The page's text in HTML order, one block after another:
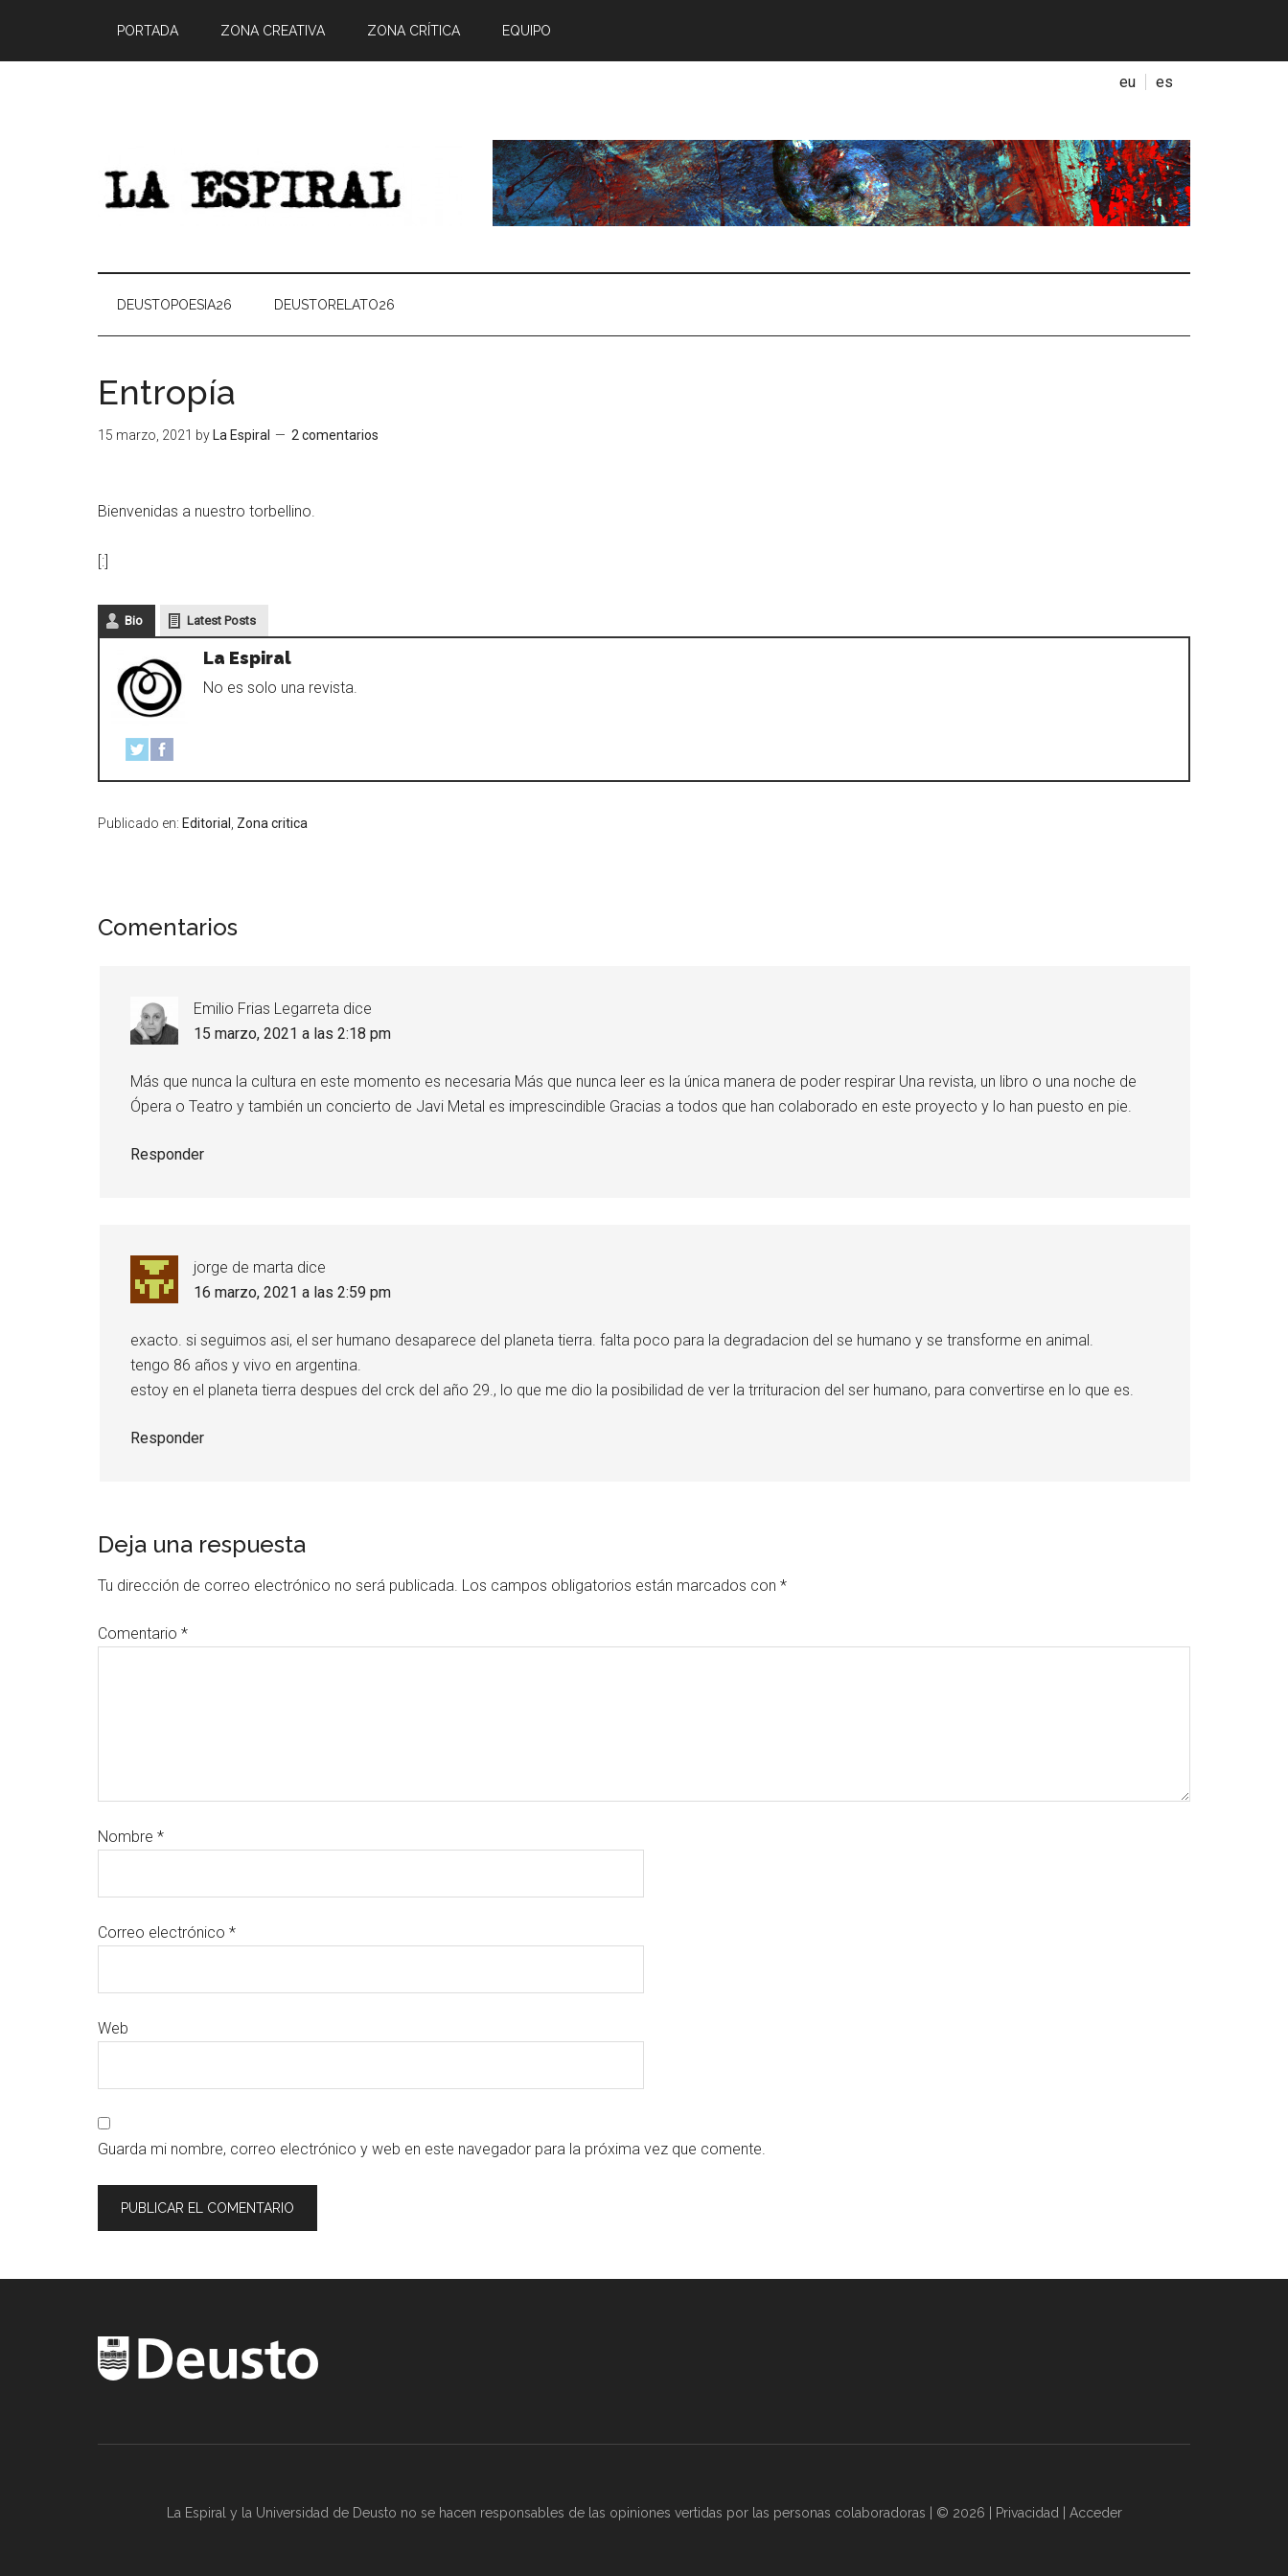
PORTADA ZONA CREATIVA ZONA CRÍTICA EQUIPO
eu es
DEUSTOPOESIA26 DEUSTORELATO26
Entropía
15 marzo, 2021 by La Espiral 2 comentarios
Bienvenidas a nuestro torbellino.
[:]
Bio Latest Posts
La Espiral
No es solo una revista.
Publicado en: Editorial Zona critica
Comentarios
Emilio Frias Legarreta dice
15 marzo, 2021 a las 2:18 pm
Más que nunca la cultura en este momento es necesaria Más que nunca leer es la única manera de poder respirar Una revista, un libro o una noche de
Ópera o Teatro y también un concierto de Javi Metal es imprescindible Gracias a todos que han colaborado en este proyecto y lo han puesto en pie.
Responder
jorge de marta dice
16 marzo, 2021 a las 2:59 pm
exacto. si seguimos asi, el ser humano desaparece del planeta tierra. falta poco para la degradacion del se humano y se transforme en animal.
tengo 86 años y vivo en argentina.
estoy en el planeta tierra despues del crck del año 29., lo que me dio la posibilidad de ver la trrituracion del ser humano, para convertirse en lo que es.
Responder
Deja una respuesta
Tu dirección de correo electrónico no será publicada. Los campos obligatorios están marcados con *
Comentario *
Nombre *
Correo electrónico *
Web
Guarda mi nombre, correo electrónico y web en este navegador para la próxima vez que comente.
La Espiral y la Universidad de Deusto no se hacen responsables de las opiniones vertidas por las personas colaboradoras | © 2026 | Privacidad Acceder